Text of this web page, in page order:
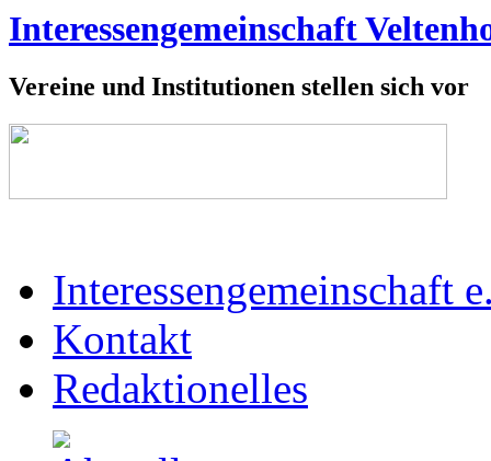
Interessengemeinschaft
Vereine und Institutionen stellen sich vor
Interessengemeinschaft
Kontakt
Redaktionelles